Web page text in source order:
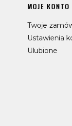
MOJE KONTO
Twoje
Ustawienia
Ulubione